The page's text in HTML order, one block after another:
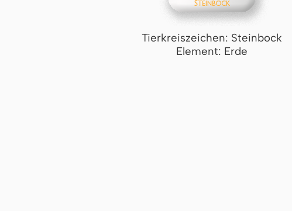
Tierkreiszeichen: Steinbock
Element: Erde